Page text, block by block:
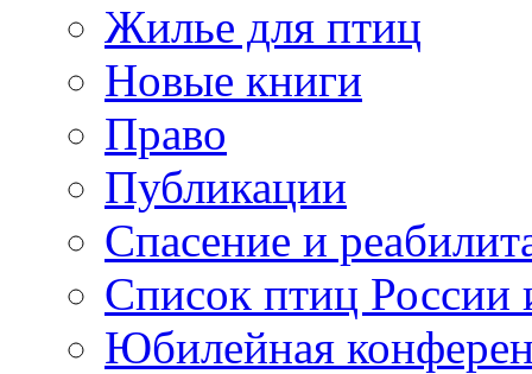
Жилье для птиц
Новые книги
Право
Публикации
Спасение и
Список птиц России
Юбилейная